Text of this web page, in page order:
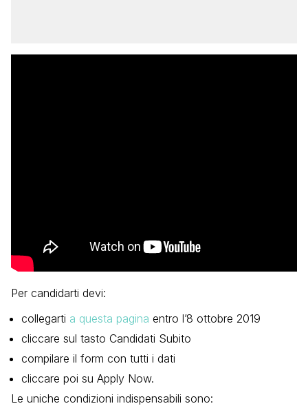
Per candidarti devi:
collegarti a questa pagina entro l’8 ottobre 2019
cliccare sul tasto Candidati Subito
compilare il form con tutti i dati
cliccare poi su Apply Now.
Le uniche condizioni indispensabili sono: